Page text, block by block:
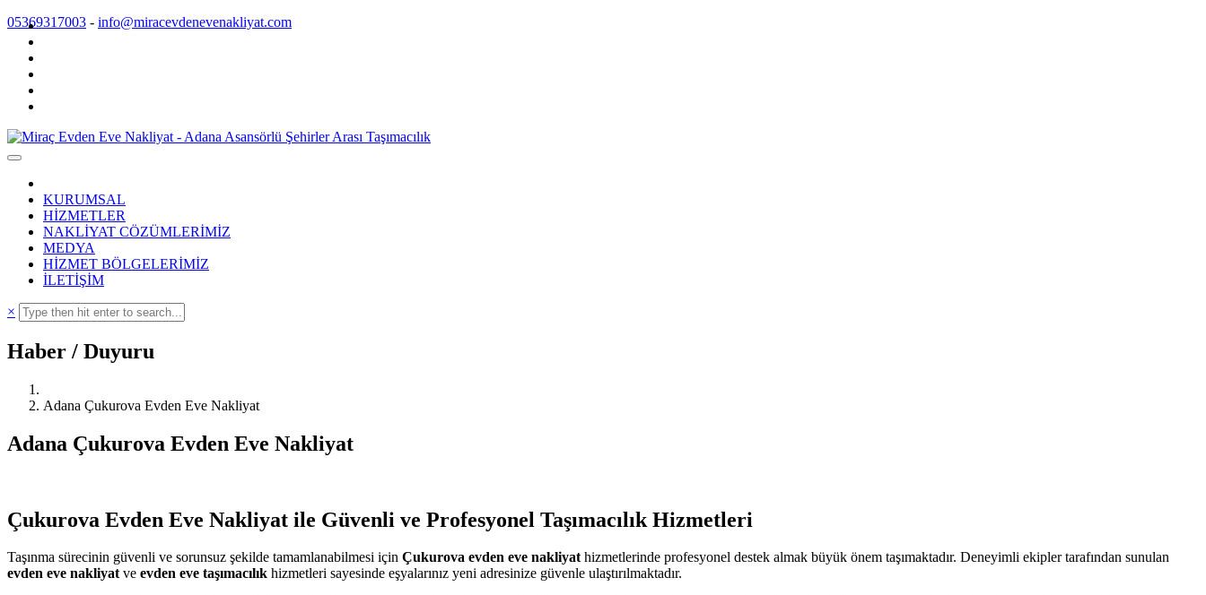
05369317003 - info@miracevdenevenakliyat.com
KURUMSAL
HİZMETLER
NAKLİYAT CÖZÜMLERİMİZ
MEDYA
HİZMET BÖLGELERİMİZ
İLETİŞİM
×
Haber / Duyuru
Adana Çukurova Evden Eve Nakliyat
Adana Çukurova Evden Eve Nakliyat
Çukurova Evden Eve Nakliyat ile Güvenli ve Profesyonel Taşımacılık Hizmetleri
Taşınma sürecinin güvenli ve sorunsuz şekilde tamamlanabilmesi için Çukurova evden eve nakliyathizmetlerinde profesyonel destek almak büyük önem taşımaktadır. Deneyimli ekipler tarafından sunulan
evden eve nakliyatve evden eve taşımacılık hizmetleri sayesinde eşyalarınız yeni adresinize güvenle ulaştırılmaktadır.